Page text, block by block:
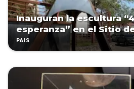
Inauguran la escultura
esperanza” en el Sitio
PAÍS